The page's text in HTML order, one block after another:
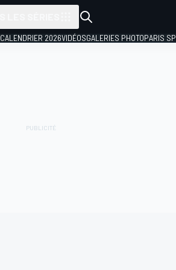
CALENDRIER 2026VIDÉOSGALERIES PHOTOPARIS